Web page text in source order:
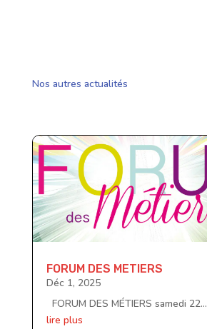
Nos autres actualités
FORUM DES METIERS
Déc 1, 2025
FORUM DES MÉTIERS samedi 22...
lire plus